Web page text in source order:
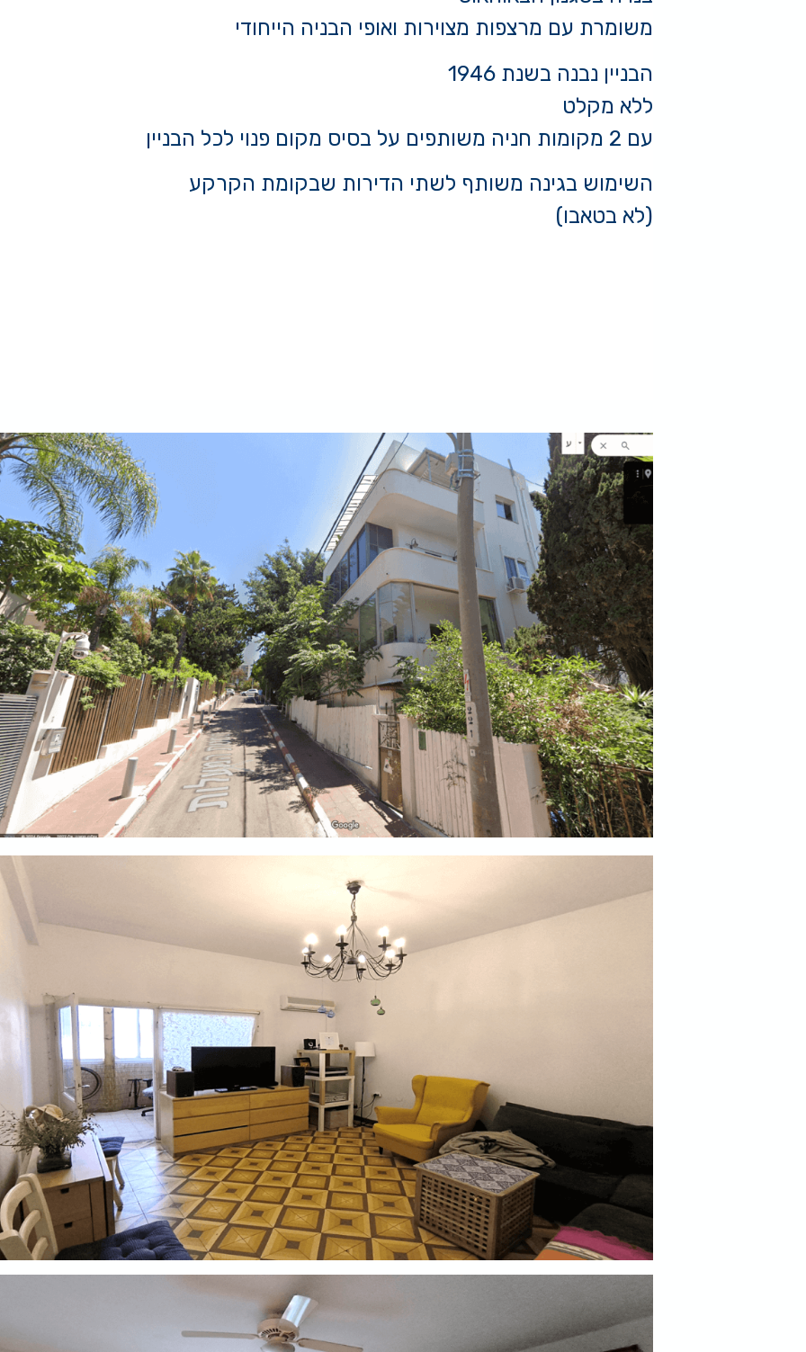
משומרת עם מרצפות מצוירות ואופי הבניה הייחודי
הבניין נבנה בשנת 1946
ללא מקלט
עם 2 מקומות חניה משותפים על בסיס מקום פנוי לכל הבניין
השימוש בגינה משותף לשתי הדירות שבקומת הקרקע
(לא בטאבו)